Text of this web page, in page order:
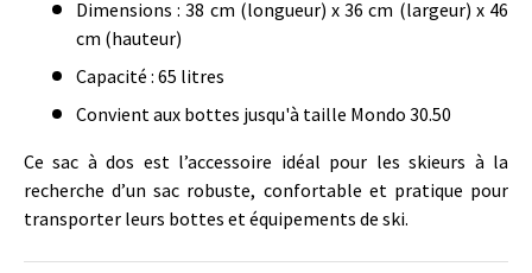
Dimensions : 38 cm (longueur) x 36 cm (largeur) x 46
cm (hauteur)
Capacité : 65 litres
Convient aux bottes jusqu'à taille Mondo 30.50
Ce sac à dos est l’accessoire idéal pour les skieurs à la
recherche d’un sac robuste, confortable et pratique pour
transporter leurs bottes et équipements de ski.